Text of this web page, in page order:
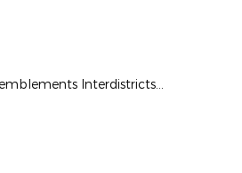
Rassemblements Interdistricts U14G - Avr. 2026